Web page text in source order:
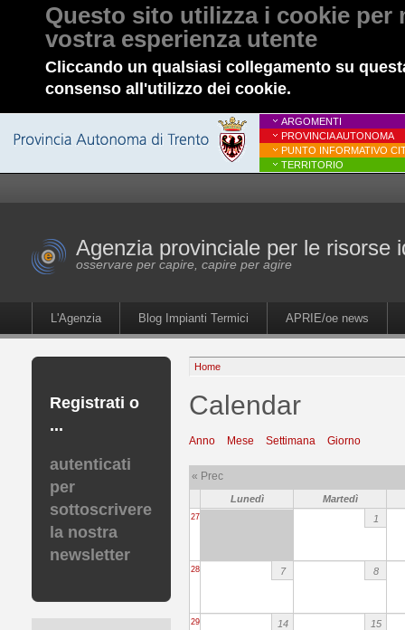
Questo sito utilizza i cookie per
vostra esperienza utente
Cliccando un qualsiasi collegamento su
consenso all'utilizzo dei cookie.
ARGOMENTI
PROVINCIA AUTONOMA
PUNTO INFORMATIVO
TERRITORIO
Agenzia provinciale per le risorse
osservare per capire, capire per agire
L'Agenzia Blog Impianti Termici APRIE/oe news
Registrati o
...
autenticati
per
sottoscrivere
la nostra
newsletter
Home
Calendar
Anno Mese Settimana Giorno
« Prec
Lunedì Martedì
27 1
28 7 8
29 14 15